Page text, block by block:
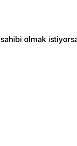
olmak